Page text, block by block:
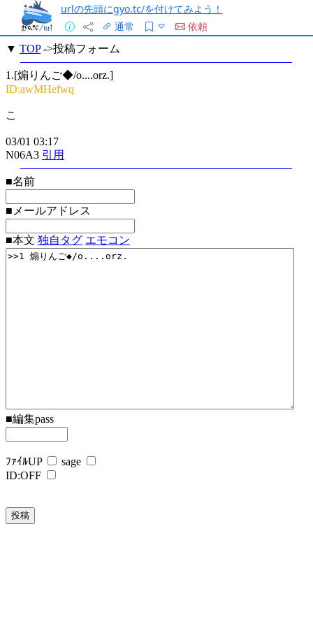
urlの先頭にgyo.tc/を付けてみよう！
通常
依頼